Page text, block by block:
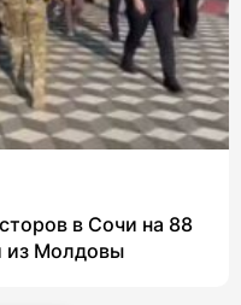
в Сочи на 88
из Молдовы